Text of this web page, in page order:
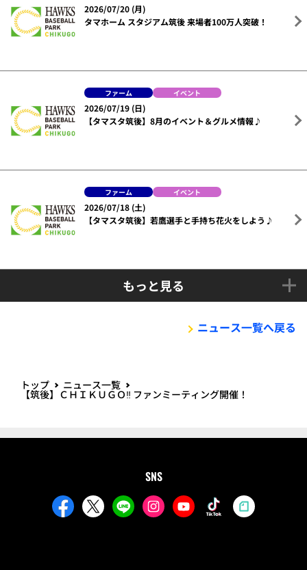
2026/07/20 (月)
タマホーム スタジアム筑後 来場者100万人突破！
ファーム イベント
2026/07/19 (日)
【タマスタ筑後】8月のイベント＆グルメ情報♪
ファーム イベント
2026/07/18 (土)
【タマスタ筑後】若鷹選手と手持ち花火をしよう♪
もっと見る
ニュース一覧へ戻る
トップ ニュース一覧
【筑後】ＣＨＩＫＵＧＯ‼ ファンミーティング開催！
SNS